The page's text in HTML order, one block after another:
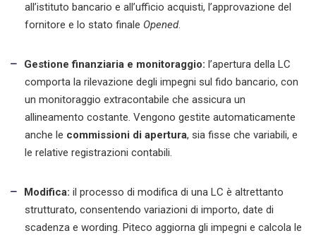
all’istituto bancario e all’ufficio acquisti, l’approvazione del
fornitore e lo stato finale Opened.
Gestione finanziaria e monitoraggio: l’apertura della LC
comporta la rilevazione degli impegni sul fido bancario, con
un monitoraggio extracontabile che assicura un
allineamento costante. Vengono gestite automaticamente
anche le commissioni di apertura, sia fisse che variabili, e
le relative registrazioni contabili.
Modifica: il processo di modifica di una LC è altrettanto
strutturato, consentendo variazioni di importo, date di
scadenza e wording. Piteco aggiorna gli impegni e calcola le